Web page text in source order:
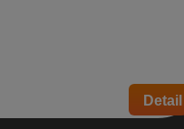
Detail